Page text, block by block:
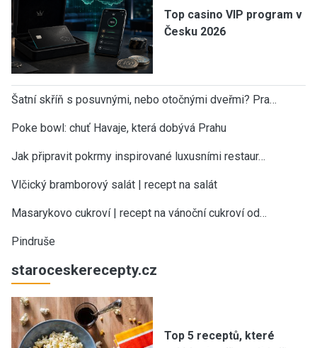
Top casino VIP program v
Česku 2026
Šatní skříň s posuvnými, nebo otočnými dveřmi? Pra…
Poke bowl: chuť Havaje, která dobývá Prahu
Jak připravit pokrmy inspirované luxusními restaur…
Vlčický bramborový salát | recept na salát
Masarykovo cukroví | recept na vánoční cukroví od…
Pindruše
staroceskerecepty.cz
Top 5 receptů, které